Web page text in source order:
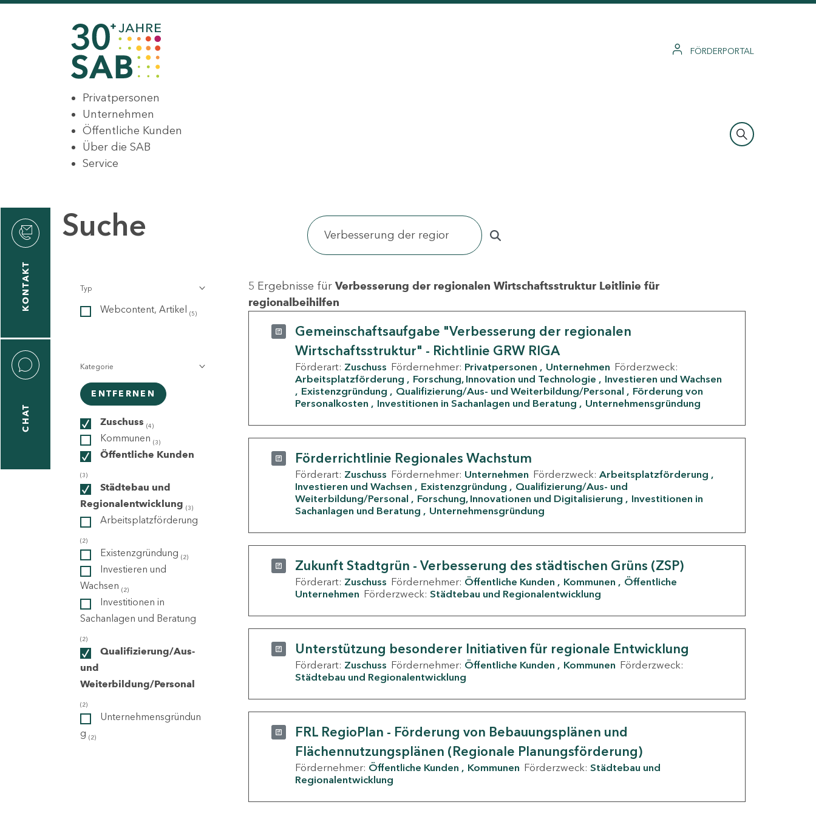
FÖRDERPORTAL
Privatpersonen
Unternehmen
Öffentliche Kunden
Über die SAB
Service
KONTAKT
CHAT
Suche
Typ
Webcontent, Artikel (5)
Kategorie
ENTFERNEN
Zuschuss (4)
Kommunen (3)
Öffentliche Kunden
(3)
Städtebau und
Regionalentwicklung (3)
Arbeitsplatzförderung
(2)
Existenzgründung (2)
Investieren und
Wachsen (2)
Investitionen in
Sachanlagen und Beratung
(2)
Qualifizierung/Aus-
und
Weiterbildung/Personal
(2)
Unternehmensgründun
g (2)
5 Ergebnisse für Verbesserung der regionalen Wirtschaftsstruktur Leitlinie für
regionalbeihilfen
Gemeinschaftsaufgabe "Verbesserung der regionalen
Wirtschaftsstruktur" - Richtlinie GRW RIGA
Förderart: Zuschuss Fördernehmer: Privatpersonen Unternehmen Förderzweck:
Arbeitsplatzförderung
Forschung, Innovation und Technologie
Investieren und Wachsen
Existenzgründung
Qualifizierung/Aus- und Weiterbildung/Personal
Förderung von
Personalkosten
Investitionen in Sachanlagen und Beratung Unternehmensgründung
Förderrichtlinie Regionales Wachstum
Förderart: Zuschuss Fördernehmer: Unternehmen Förderzweck: Arbeitsplatzförderung
Investieren und Wachsen
Existenzgründung
Qualifizierung/Aus- und
Weiterbildung/Personal
Forschung, Innovationen und Digitalisierung
Investitionen in
Sachanlagen und Beratung
Unternehmensgründung
Zukunft Stadtgrün - Verbesserung des städtischen Grüns (ZSP)
Förderart: Zuschuss Fördernehmer: Öffentliche Kunden Kommunen
Öffentliche
Unternehmen Förderzweck: Städtebau und Regionalentwicklung
Unterstützung besonderer Initiativen für regionale Entwicklung
Förderart: Zuschuss Fördernehmer: Öffentliche Kunden Kommunen Förderzweck:
Städtebau und Regionalentwicklung
FRL RegioPlan - Förderung von Bebauungsplänen und
Flächennutzungsplänen (Regionale Planungsförderung)
Fördernehmer: Öffentliche Kunden Kommunen Förderzweck: Städtebau und
Regionalentwicklung